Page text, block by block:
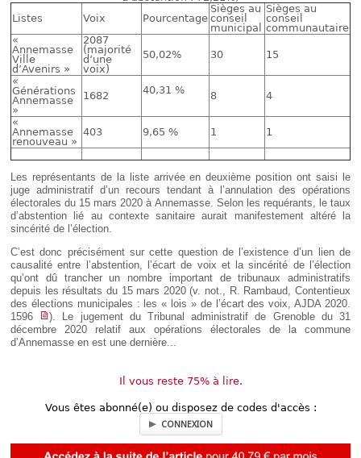
Listes
Voix Pourcentage
Sièges au
conseil
municipal
Sièges au
conseil
communautaire
«
Annemasse
Ville
d’Avenirs »
2087
(majorité
d’une
voix)
50,02% 30 15
«
Générations
Annemasse
»
1682 40,31 % 8 4
«
Annemasse
renouveau »
403 9,65 % 1 1
Les représentants de la liste arrivée en deuxième position ont saisi le
juge administratif d’un recours tendant à l’annulation des opérations
électorales du 15 mars 2020 à Annemasse. Selon les requérants, le taux
d’abstention lié au contexte sanitaire aurait manifestement altéré la
sincérité de l’élection.
C’est donc précisément sur cette question de l’existence d’un lien de
causalité entre l’abstention, l’écart de voix et la sincérité de l’élection
qu’ont dû trancher un nombre important de tribunaux administratifs
depuis les résultats du 15 mars 2020 (v. not., R. Rambaud, Contentieux
des élections municipales : les « lois » de l’écart des voix, AJDA 2020.
1596
). Le jugement du Tribunal administratif de Grenoble du 31
décembre 2020 relatif aux opérations électorales de la commune
d’Annemasse en est une dernière...
Il vous reste 75% à lire.
Vous êtes abonné(e) ou disposez de codes d'accès :
CONNEXION